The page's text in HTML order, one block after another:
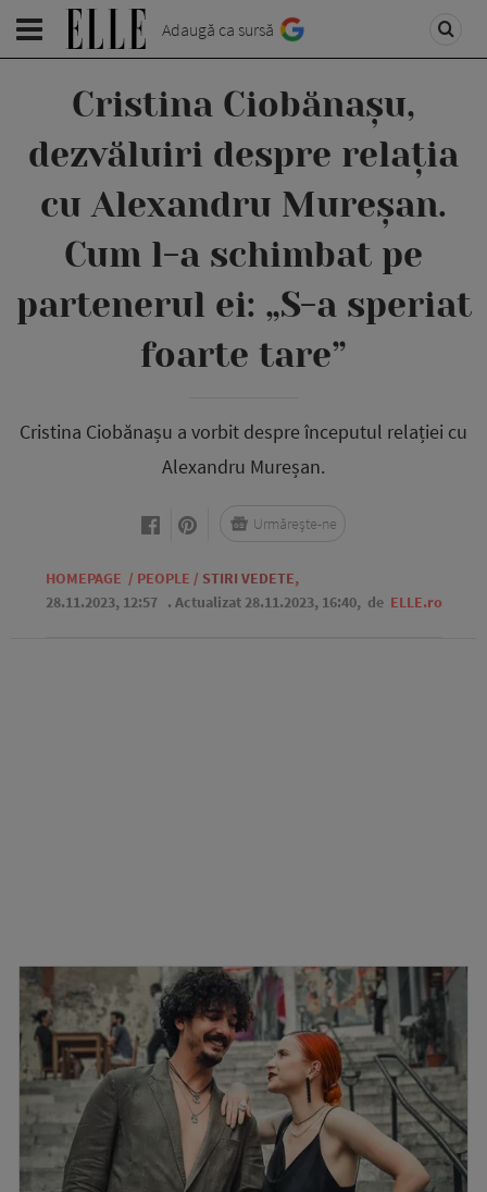
Adaugă ca sursă
Cristina Ciobănașu,
dezvăluiri despre relația
cu Alexandru Mureșan.
Cum l-a schimbat pe
partenerul ei: „S-a speriat
foarte tare”
Cristina Ciobănașu a vorbit despre începutul relației cu
Alexandru Mureșan.
HOMEPAGE / PEOPLE / STIRI VEDETE,
28.11.2023, 12:57 . Actualizat 28.11.2023, 16:40, de ELLE.ro
Urmărește-ne